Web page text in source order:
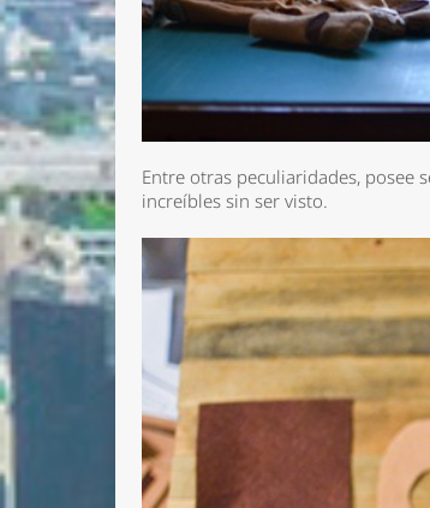
Entre otras peculiaridades, posee
increíbles sin ser visto.